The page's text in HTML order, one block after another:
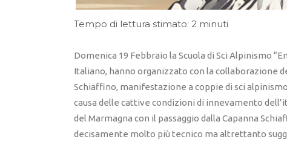
Tempo di lettura stimato: 2 minuti
Domenica 19 Febbraio la Scuola di Sci Alpinismo
Italiano, hanno organizzato con la collaborazione
Schiaffino, manifestazione a coppie di sci
causa delle cattive condizioni di innevamento
del Marmagna con il passaggio dalla Capanna
decisamente molto più tecnico ma altrettanto